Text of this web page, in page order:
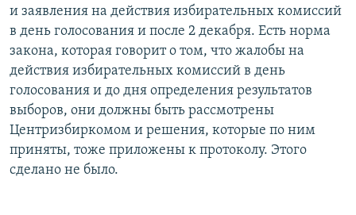
и заявления на действия избирательных комиссий
в день голосования и после 2 декабря. Есть норма
закона, которая говорит о том, что жалобы на
действия избирательных комиссий в день
голосования и до дня определения результатов
выборов, они должны быть рассмотрены
Центризбиркомом и решения, которые по ним
приняты, тоже приложены к протоколу. Этого
сделано не было.